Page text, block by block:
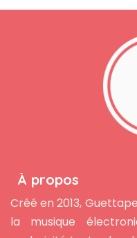
À propos
Créé en 2013,
la musique